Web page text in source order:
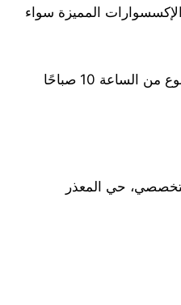
المميزة سواء
: طوال أيام الأسبوع من الساعة 10 صباحًا
حي المعذر